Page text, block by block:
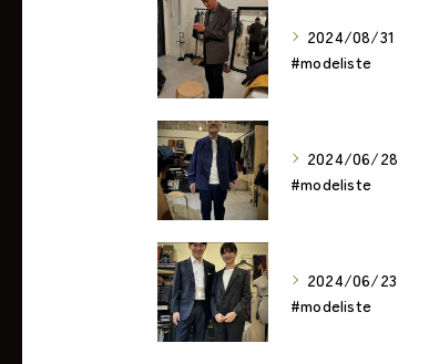
2024/08/31
#modeliste
2024/06/28
#modeliste
2024/06/23
#modeliste